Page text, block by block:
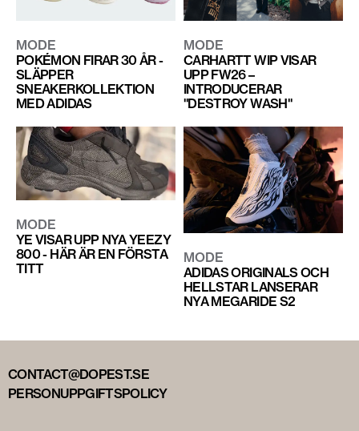
MODE
POKÉMON FIRAR 30 ÅR -
SLÄPPER
SNEAKERKOLLEKTION
MED ADIDAS
MODE
CARHARTT WIP VISAR
UPP FW26 –
INTRODUCERAR
"DESTROY WASH"
MODE
YE VISAR UPP NYA YEEZY
800 - HÄR ÄR EN FÖRSTA
TITT
MODE
ADIDAS ORIGINALS OCH
HELLSTAR LANSERAR
NYA MEGARIDE S2
CONTACT@DOPEST.SE
PERSONUPPGIFTSPOLICY